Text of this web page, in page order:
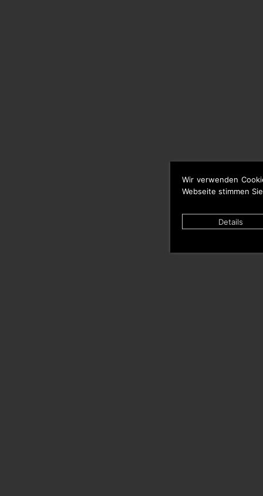
Wir verwenden
Webseite stimmen
Details